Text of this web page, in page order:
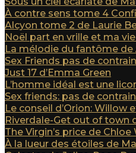
À contre sens tome 4
Alcyon tome 2 de Laurie
Noël part en vrille et ma vie
La mélodie du fantôme de
Sex Friends pas de
Just 17 d’Emma Green
L’homme idéal est une
Sex friends: pas de
Le conseil d’Orion: Willow
Riverdale-Get out of town
The Virgin’s price de Chloe
À la lueur des étoiles de